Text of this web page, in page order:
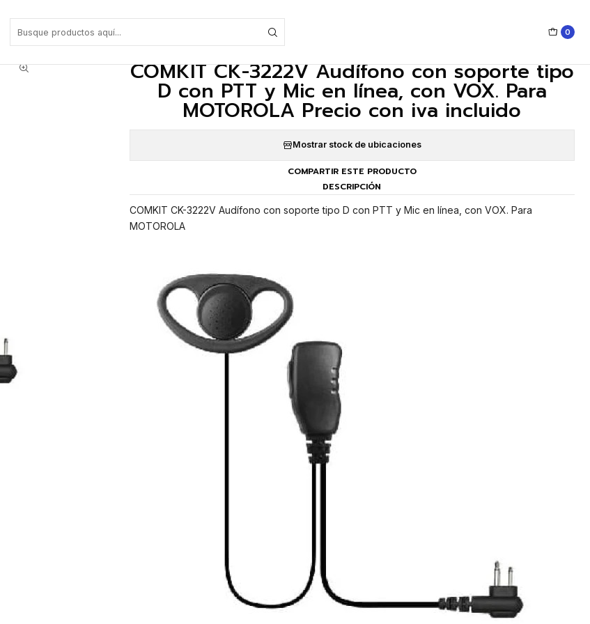
0
COMKIT CK-3222V Audífono con soporte tipo
D con PTT y Mic en línea, con VOX. Para
MOTOROLA Precio con iva incluido
Mostrar stock de ubicaciones
COMPARTIR ESTE PRODUCTO
DESCRIPCIÓN
COMKIT CK-3222V Audífono con soporte tipo D con PTT y Mic en línea, con VOX. Para
MOTOROLA